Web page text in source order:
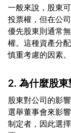
一般來說，股東
投票權，但在公
優先股東則通常
權。這種資產分
2. 為什麼股
股東對公司的影
選舉董事會來影
制定者，因此選